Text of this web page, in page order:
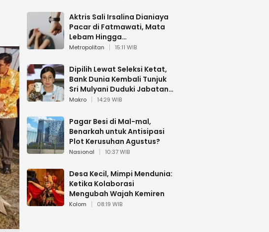
Aktris Sali Irsalina Dianiaya
Pacar di Fatmawati, Mata
Lebam Hingga
Diselamatkan Polantas
Metropolitan 15:11 WIB
Dipilih Lewat Seleksi Ketat,
Bank Dunia Kembali Tunjuk
Sri Mulyani Duduki Jabatan
Strategis
Makro 14:29 WIB
Pagar Besi di Mal-mal,
Benarkah untuk Antisipasi
Plot Kerusuhan Agustus?
Nasional 10:37 WIB
Desa Kecil, Mimpi Mendunia:
Ketika Kolaborasi
Mengubah Wajah Kemiren
Kolom 08:19 WIB